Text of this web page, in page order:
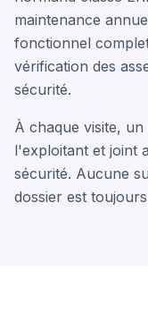
maintenance
fonctionnel
vérification des
sécurité.
À chaque visite,
l'exploitant et joint
sécurité. Aucune
dossier est